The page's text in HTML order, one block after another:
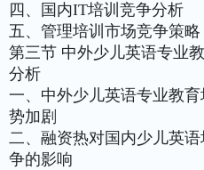
四、国内IT培训竞争分析
五、管理培训市场竞争策略
第三节 中外少儿英语专业
分析
一、中外少儿英语专业教
势加剧
二、融资热对国内少儿英
争的影响